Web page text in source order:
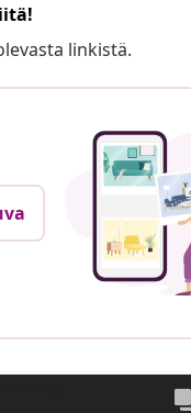
linkistä.